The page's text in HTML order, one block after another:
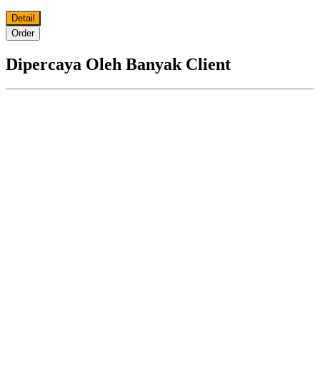
Detail
Order
Dipercaya Oleh Banyak Client